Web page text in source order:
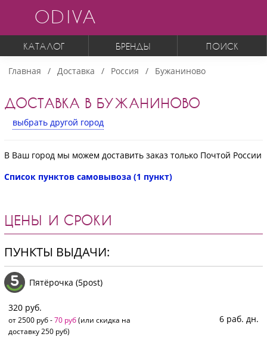
ODIVA
КАТАЛОГ БРЕНДЫ ПОИСК
Главная Доставка Россия Бужаниново
ДОСТАВКА В БУЖАНИНОВО
выбрать другой город
В Ваш город мы можем доставить заказ только Почтой России
Список пунктов самовывоза (1 пункт)
ЦЕНЫ И СРОКИ
ПУНКТЫ ВЫДАЧИ:
Пятёрочка (5post)
320 руб.
от 2500 руб -70 руб(или скидка на
доставку 250 руб)
6 раб. дн.